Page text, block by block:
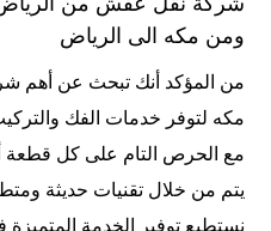
ومن مكه الى الرياض
من المؤكد أنك تبحث عن أهم
مكه لتوفر خدمات الفك
مع الحرص التام على كل قطعة
يتم من خلال تقنيات حديثة
نستطيع توفير الخدمة